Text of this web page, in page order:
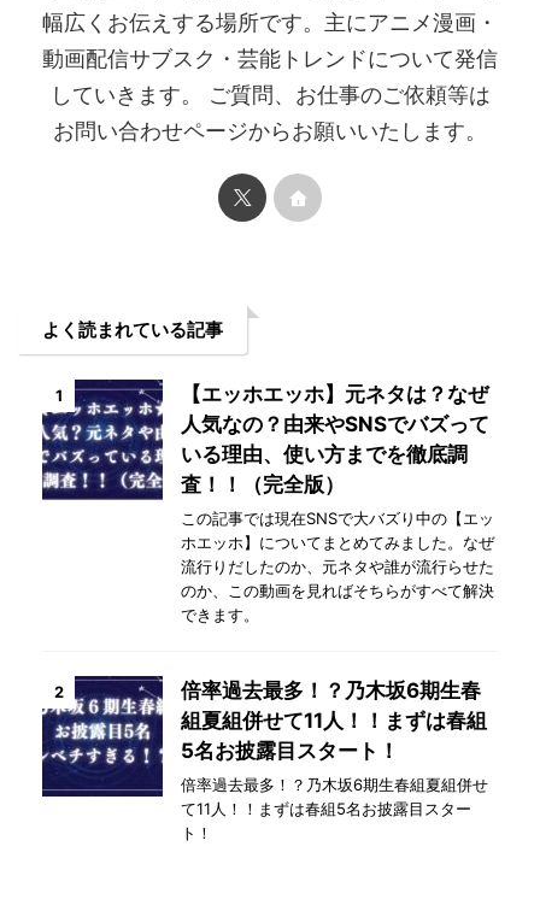
幅広くお伝えする場所です。主にアニメ漫画・
動画配信サブスク・芸能トレンドについて発信
していきます。 ご質問、お仕事のご依頼等は
お問い合わせページからお願いいたします。
よく読まれている記事
1
【エッホエッホ】元ネタは？なぜ
人気なの？由来やSNSでバズって
いる理由、使い方までを徹底調
査！！（完全版）
この記事では現在SNSで大バズり中の【エッ
ホエッホ】についてまとめてみました。なぜ
流行りだしたのか、元ネタや誰が流行らせた
のか、この動画を見ればそちらがすべて解決
できます。
2
倍率過去最多！？乃木坂6期生春
組夏組併せて11人！！まずは春組
5名お披露目スタート！
倍率過去最多！？乃木坂6期生春組夏組併せ
て11人！！まずは春組5名お披露目スター
ト！